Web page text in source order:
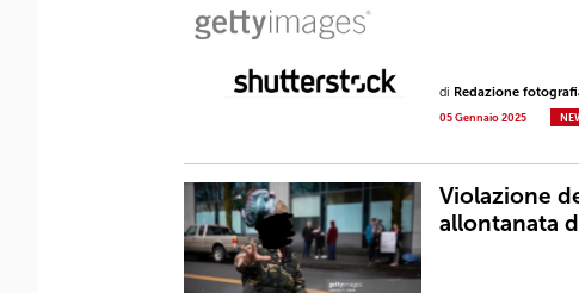
di Redazione
05 Gennaio 2025
Violazione
allontanata